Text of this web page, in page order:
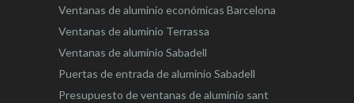
Ventanas de aluminio económicas Barcelona
Ventanas de aluminio Terrassa
Ventanas de aluminio Sabadell
Puertas de entrada de aluminio Sabadell
Presupuesto de ventanas de aluminio sant